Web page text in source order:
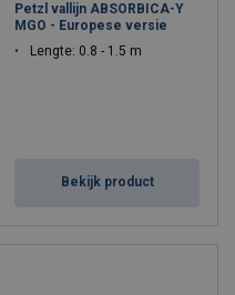
Petzl vallijn ABSORBICA-Y
MGO - Europese versie
Lengte: 0.8 - 1.5 m
Bekijk product